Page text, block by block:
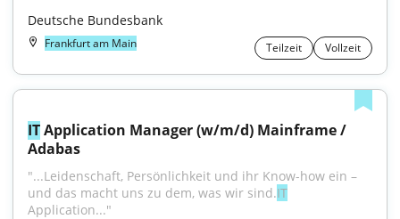
Deutsche Bundesbank
Frankfurt am Main Teilzeit Vollzeit
IT Application Manager (w/m/d) Mainframe /
Adabas
"...Leidenschaft, Persönlichkeit und ihr Know-how ein –
und das macht uns zu dem, was wir sind.IT
Application..."